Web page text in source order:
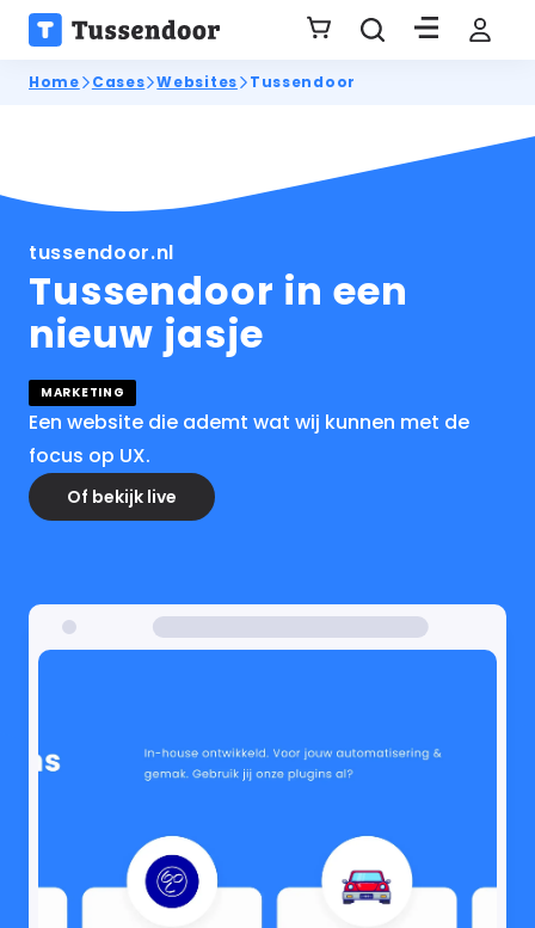
Home Cases Websites Tussendoor
tussendoor.nl
Tussendoor in een
nieuw jasje
MARKETING
Een website die ademt wat wij kunnen met de
focus op UX.
Of bekijk live